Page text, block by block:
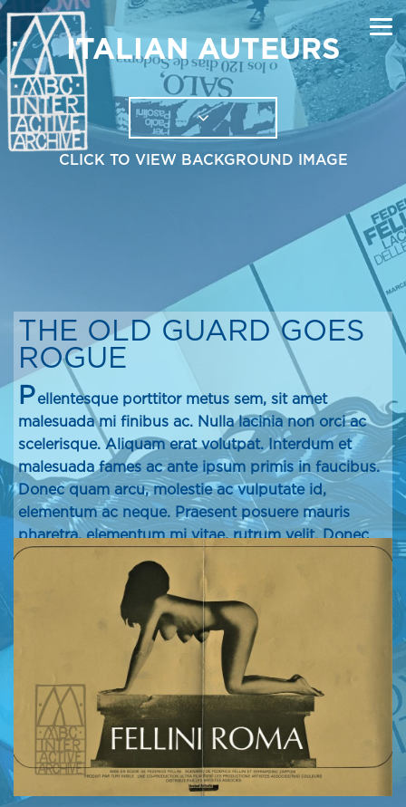
ITALIAN AUTEURS
CLICK TO VIEW BACKGROUND IMAGE
THE OLD GUARD GOES
ROGUE
Pellentesque porttitor metus sem, sit amet
malesuada mi finibus ac. Nulla lacinia non orci ac
scelerisque. Aliquam erat volutpat. Interdum et
malesuada fames ac ante ipsum primis in faucibus.
Donec quam arcu, molestie ac vulputate id,
elementum ac neque. Praesent posuere mauris
pharetra, elementum mi vitae, rutrum velit. Donec
vehicula tincidunt finibus. Sed at elit congue,
finibus sem sit amet, vulputate nisi.